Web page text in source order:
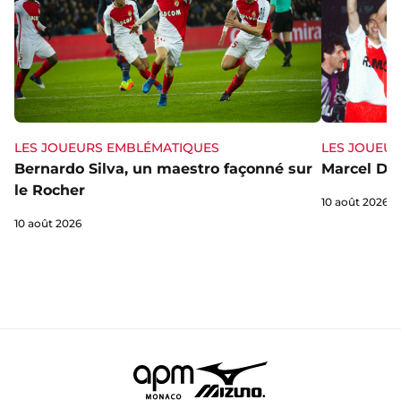
LES JOUEURS EMBLÉMATIQUES
Bernardo Silva, un maestro façonné sur
le Rocher
10 août 2026
LES
Marcel
10 août 2026